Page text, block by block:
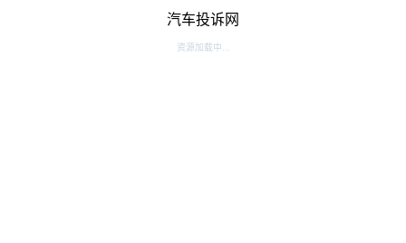
汽车投诉网
资源加载中...